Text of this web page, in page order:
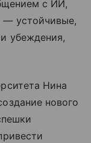
с ИИ,
— устойчивые,
убеждения,
Нина
нового